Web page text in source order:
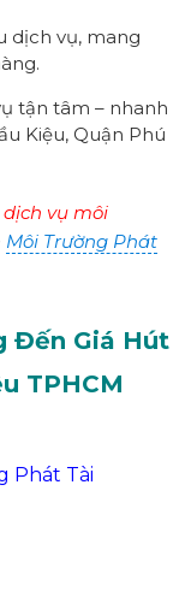
dịch vụ, mang
tận tâm – nhanh
Kiệu, Quận Phú
vụ môi
Môi Trường Phát
Đến Giá Hút
TPHCM
Phát Tài